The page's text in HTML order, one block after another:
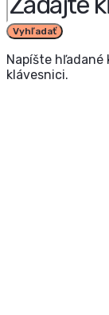
Vyhľadať
Napíšte
klávesnici.